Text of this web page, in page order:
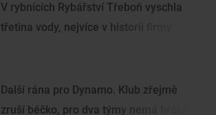
V rybnících Rybářství Třeboň vyschla
třetina vody, nejvíce v historii firmy
Další rána pro Dynamo. Klub zřejmě
zruší béčko, pro dva týmy nemá hráče